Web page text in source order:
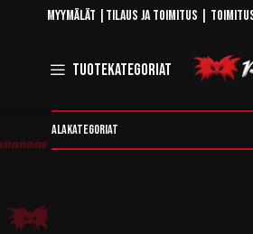
Skip
Myymälät Tilaus ja toimitus |
Tuotekategoriat Toggle
Navigation
ALAKATEGORIAT